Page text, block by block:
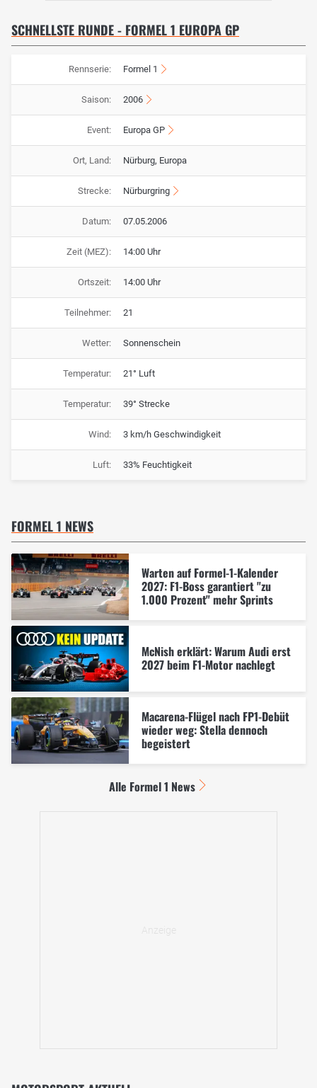
SCHNELLSTE RUNDE - FORMEL 1 EUROPA GP
Rennserie: Formel 1
Saison: 2006
Event: Europa GP
Ort, Land: Nürburg, Europa
Strecke: Nürburgring
Datum: 07.05.2006
Zeit (MEZ): 14:00 Uhr
Ortszeit: 14:00 Uhr
Teilnehmer: 21
Wetter: Sonnenschein
Temperatur: 21° Luft
Temperatur: 39° Strecke
Wind: 3 km/h Geschwindigkeit
Luft: 33% Feuchtigkeit
FORMEL 1 NEWS
Warten auf Formel-1-Kalender
2027: F1-Boss garantiert "zu
1.000 Prozent" mehr Sprints
McNish erklärt: Warum Audi erst
2027 beim F1-Motor nachlegt
Macarena-Flügel nach FP1-Debüt
wieder weg: Stella dennoch
begeistert
Alle Formel 1 News